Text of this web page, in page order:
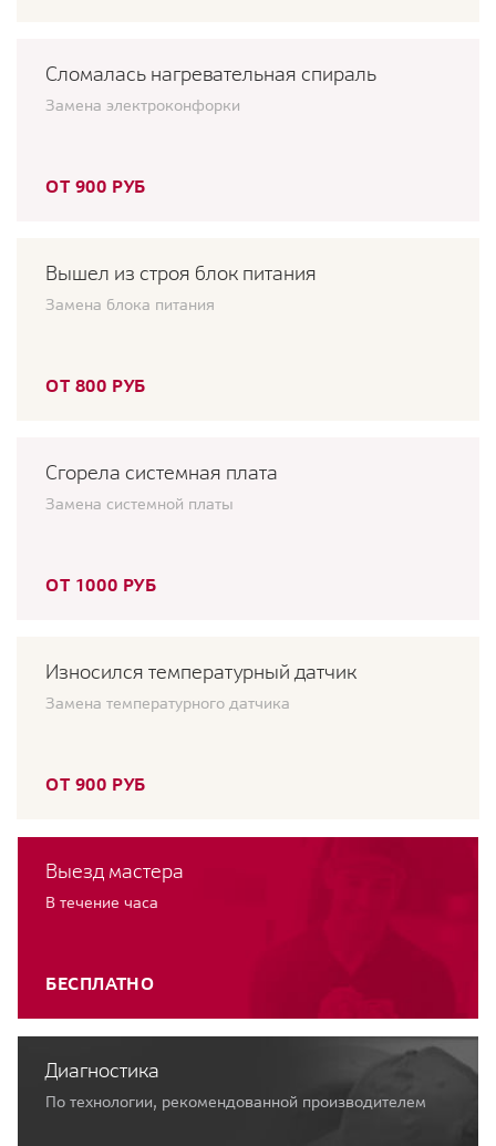
Сломалась нагревательная спираль
Замена электроконфорки
ОТ 900 РУБ
Вышел из строя блок питания
Замена блока питания
ОТ 800 РУБ
Сгорела системная плата
Замена системной платы
ОТ 1000 РУБ
Износился температурный датчик
Замена температурного датчика
ОТ 900 РУБ
Выезд мастера
В течение часа
БЕСПЛАТНО
Диагностика
По технологии, рекомендованной производителем